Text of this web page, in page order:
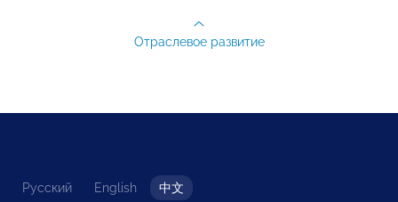
Отраслевое развитие
Русский English 中文